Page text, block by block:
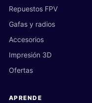
Repuestos FPV
Gafas y radios
Accesorios
Impresión 3D
Ofertas
APRENDE